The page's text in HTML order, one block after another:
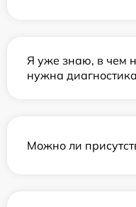
Я уже знаю, в чем
нужна
Можно ли